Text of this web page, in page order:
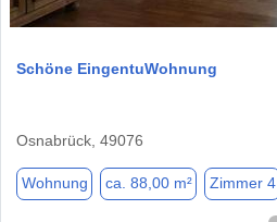
Schöne EingentuWohnung
Osnabrück, 49076
Wohnung ca. 88,00 m² Zimmer 4